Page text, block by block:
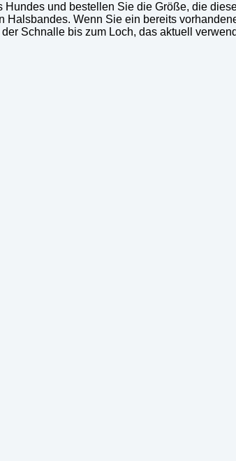
Hundes und bestellen Sie die Größe, die
Halsbandes. Wenn Sie ein bereits
Schnalle bis zum Loch, das aktuell